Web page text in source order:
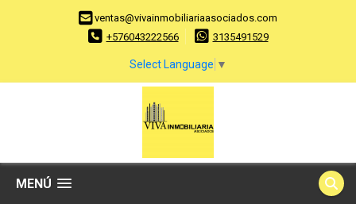
ventas@vivainmobiliariaasociados.com
+576043222566
3135491529
Select Language ▼
MENÚ